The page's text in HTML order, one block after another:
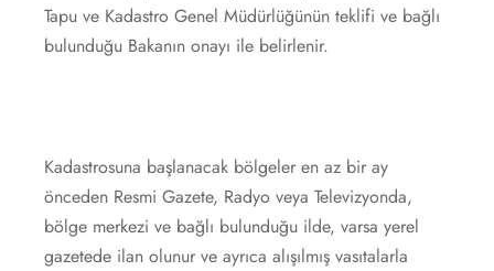
Tapu ve Kadastro Genel Müdürlüğünün teklifi ve bağlı
bulunduğu Bakanın onayı ile belirlenir.
Kadastrosuna başlanacak bölgeler en az bir ay
önceden Resmi Gazete, Radyo veya Televizyonda,
bölge merkezi ve bağlı bulunduğu ilde, varsa yerel
gazetede ilan olunur ve ayrıca alışılmış vasıtalarla